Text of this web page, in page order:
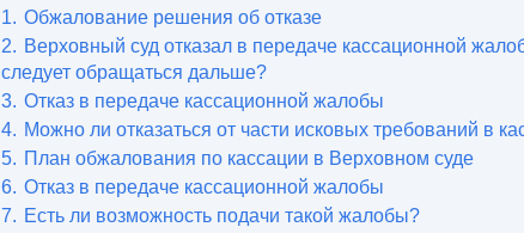
1. Обжалование решения об отказе
2. Верховный суд отказал в передаче кассационной
следует обращаться дальше?
3. Отказ в передаче кассационной жалобы
4. Можно ли отказаться от части исковых требований в
5. План обжалования по кассации в Верховном суде
6. Отказ в передаче кассационной жалобы
7. Есть ли возможность подачи такой жалобы?